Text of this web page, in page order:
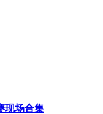
现场合集